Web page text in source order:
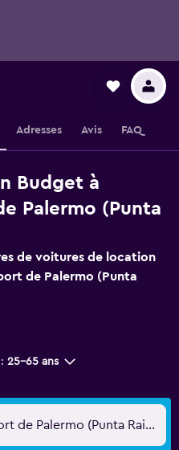
Adresses Avis FAQ
Budget à
Palermo (Punta
de voitures de location
de Palermo (Punta
25-65 ans
Palerme, Italie - Aéroport de Palermo (Punta Raisi) (PMO)